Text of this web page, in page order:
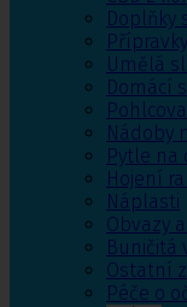
Doplňky
Umělá
Domácí
Nádoby
Pytle na
Hojení
Náplasti
Obvazy
Buničitá
Ostatní
Péče o